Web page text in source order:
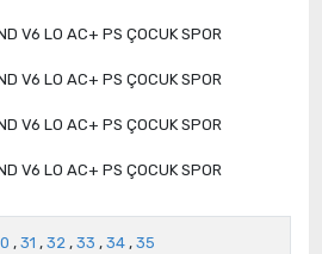
V6 LO AC+ PS ÇOCUK SPOR
V6 LO AC+ PS ÇOCUK SPOR
V6 LO AC+ PS ÇOCUK SPOR
V6 LO AC+ PS ÇOCUK SPOR
, 31 , 32 , 33 , 34 , 35